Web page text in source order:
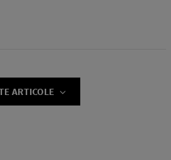
ARTICOLE